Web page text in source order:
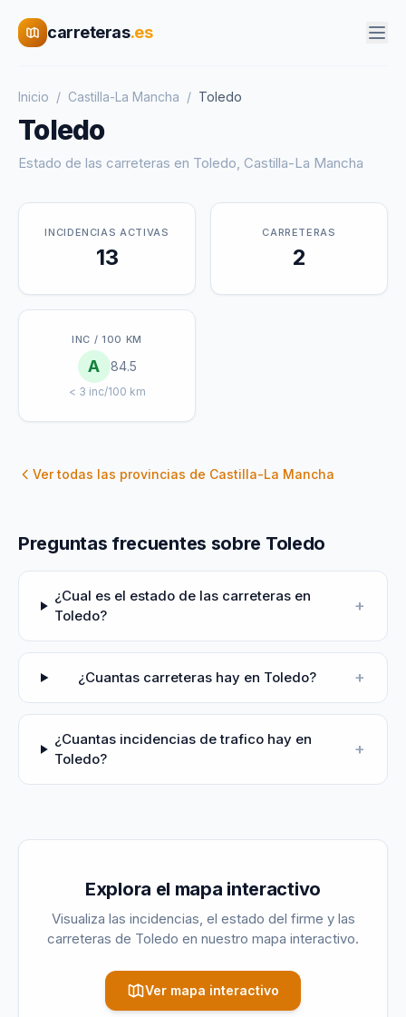
carreteras.es
Inicio / Castilla-La Mancha / Toledo
Toledo
Estado de las carreteras en Toledo, Castilla-La Mancha
INCIDENCIAS ACTIVAS
13
CARRETERAS
2
INC / 100 KM
A 84.5
< 3 inc/100 km
Ver todas las provincias de Castilla-La Mancha
Preguntas frecuentes sobre Toledo
¿Cual es el estado de las carreteras en
Toledo?
+
¿Cuantas carreteras hay en Toledo? +
¿Cuantas incidencias de trafico hay en
Toledo?
+
Explora el mapa interactivo
Visualiza las incidencias, el estado del firme y las
carreteras de Toledo en nuestro mapa interactivo.
Ver mapa interactivo